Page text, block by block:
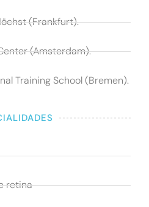
(Frankfurt).
(Amsterdam).
Training School (Bremen).
retina